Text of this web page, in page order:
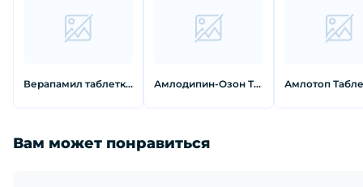
Верапамил таблетки покрытые оболочкой 40 мг 30 шт Амлодипин-Озон Таблетки 10 мг 30 шт
Вам может понравиться